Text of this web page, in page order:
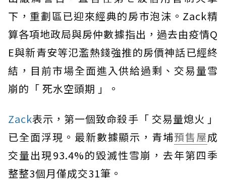
下，重劃區已迎來經典的房市泡沫。Zack精
算各項地政局與房仲數據指出，過去由疫情Q
E與新青安等氾濫熱錢強推的房價神話已經終
結，目前市場全面進入供給過剩、交易量雪
崩的「 死水空頭期 」。
Zack表示，第一個致命殺手「 交易量熄火 」
已全面浮現。最新數據顯示，青埔預售屋成
交量出現93.4%的毀滅性雪崩，去年第四季
整整3個月僅成交31筆。